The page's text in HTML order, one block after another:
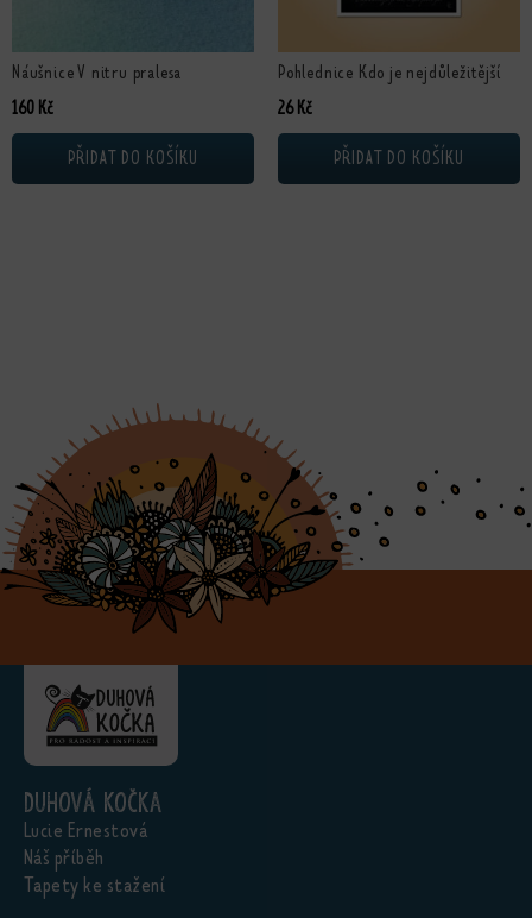
Náušnice V nitru pralesa
160 Kč
PŘIDAT DO KOŠÍKU
Pohlednice Kdo je nejdůležitější
26Kč
PŘIDAT DO KOŠÍKU
Duhová kočka
Lucie Ernestová
Náš příběh
Tapety ke stažení